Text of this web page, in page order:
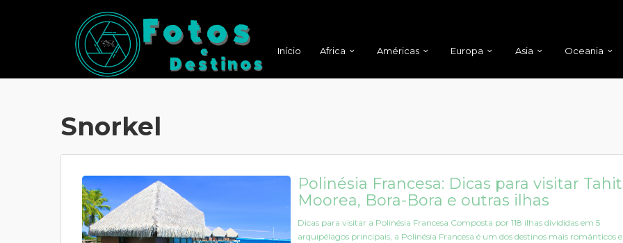
Início Africa Américas Europa Asia Oceania
Snorkel
Polinésia Francesa: Dicas para visitar
Moorea, Bora-Bora e outras ilhas
Dicas para visitar a Polinésia Francesa Composta por 118 ilhas divididas em 5
arquipélagos principais, a Polinésia Francesa é um dos destinos mais românticos e